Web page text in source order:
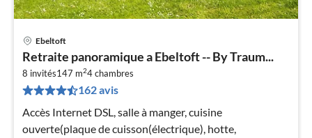
Ebeltoft
Retraite panoramique a Ebeltoft -- By Traum...
8 invités147 m24chambres
162 avis
Accès Internet DSL, salle à manger, cuisine
ouverte(plaque de cuisson(électrique), hotte,